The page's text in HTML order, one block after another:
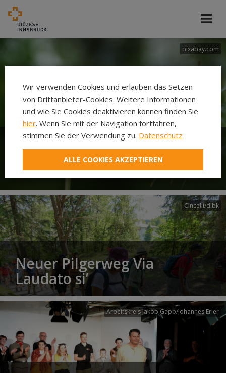
pixabay.com
Woche für das Leben - Jedes
Leben macht Sinn!
Cincelli/dibk
Neuer Pilgerweg Via
Laudato si’
Arbeitskreis Jakob Gapp/Johannes Erler
Wir verwenden Cookies und erlauben das Setzen
von Drittanbieter-Cookies. Weitere Informationen
und wie Sie Cookies deaktivieren können finden Sie
hier. Wenn Sie mit der Navigation fortfahren,
stimmen Sie der Verwendung zu. Datenschutz
ALLE COOKIES AKZEPTIEREN